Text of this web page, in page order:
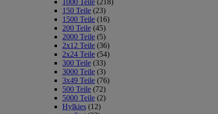
150 Teile (23)
1500 Teile (16)
200 Teile (45)
2000 Teile (5)
2x12 Teile (36)
2x24 Teile (54)
300 Teile (33)
3000 Teile (3)
3x49 Teile (76)
500 Teile (72)
5000 Teile (2)
Hylkies (12)